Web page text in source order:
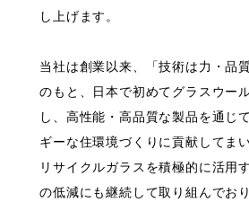
し上げます。
当社は創業以来、「技術は力・品
のもと、日本で初めてグラスウー
し、高性能・高品質な製品を通じ
ギーな住環境づくりに貢献してま
リサイクルガラスを積極的に活用
の低減にも継続して取り組んでおり